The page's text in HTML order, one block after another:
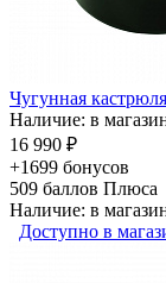
Чугунная
Наличие: в
16 990 ₽
+1699 бонусов
509 баллов Плюса
Наличие: в
Доступно в